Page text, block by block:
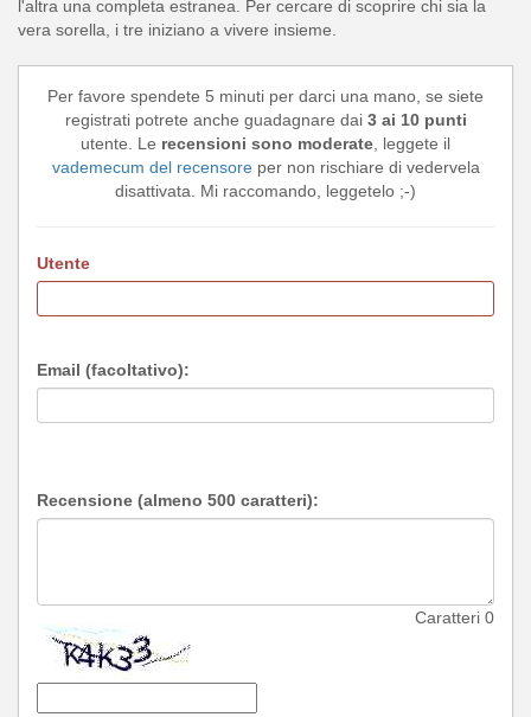
l'altra una completa estranea. Per cercare di scoprire chi sia la
vera sorella, i tre iniziano a vivere insieme.
Per favore spendete 5 minuti per darci una mano, se siete
registrati potrete anche guadagnare dai 3 ai 10 punti
utente. Le recensioni sono moderate, leggete il
vademecum del recensoreper non rischiare di vedervela
disattivata. Mi raccomando, leggetelo ;-)
Utente
Email (facoltativo):
Recensione (almeno 500 caratteri):
Caratteri 0